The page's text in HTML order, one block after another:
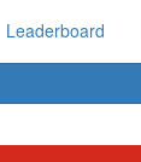
Leaderboard